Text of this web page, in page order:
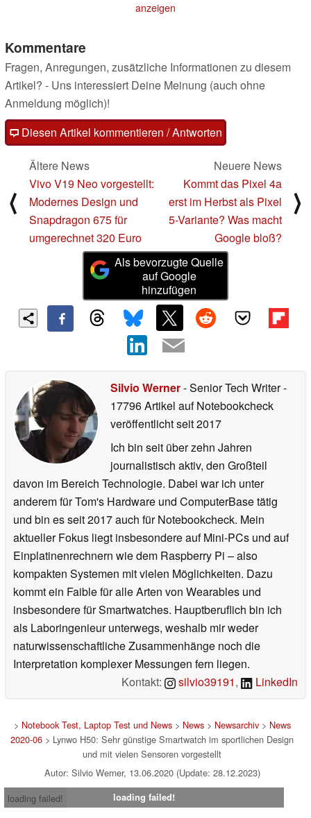
anzeigen
Kommentare
Fragen, Anregungen, zusätzliche Informationen zu diesem
Artikel? - Uns interessiert Deine Meinung (auch ohne
Anmeldung möglich)!
Diesen Artikel kommentieren / Antworten
⟨
Ältere News
Vivo V19 Neo vorgestellt:
Modernes Design und
Snapdragon 675 für
umgerechnet 320 Euro
Neuere News
Kommt das Pixel 4a
erst im Herbst als Pixel
5-Variante? Was macht
Google bloß?
⟩
Als bevorzugte Quelle
auf Google
hinzufügen
Silvio Werner- Senior Tech Writer-
17796 Artikel auf Notebookcheck
veröffentlichtseit 2017
Ich bin seit über zehn Jahren
journalistisch aktiv, den Großteil
davon im Bereich Technologie. Dabei war ich unter
anderem für Tom's Hardware und ComputerBase tätig
und bin es seit 2017 auch für Notebookcheck. Mein
aktueller Fokus liegt insbesondere auf Mini-PCs und auf
Einplatinenrechnern wie dem Raspberry Pi – also
kompakten Systemen mit vielen Möglichkeiten. Dazu
kommt ein Faible für alle Arten von Wearables und
insbesondere für Smartwatches. Hauptberuflich bin ich
als Laboringenieur unterwegs, weshalb mir weder
naturwissenschaftliche Zusammenhänge noch die
Interpretation komplexer Messungen fern liegen.
Kontakt:
silvio39191, LinkedIn
> Notebook Test, Laptop Test und News> News> Newsarchiv> News
2020-06 > Lynwo H50: Sehr günstige Smartwatch im sportlichen Design
und mit vielen Sensoren vorgestellt
Autor: Silvio Werner, 13.06.2020 (Update: 28.12.2023)
loading failed!
loading failed!